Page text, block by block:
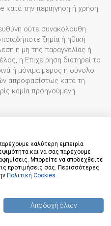
κατά την περιήγηση ή χρήση
ούτε συνακόλουθη
ζημία ή ηθική
ή μη της παραγγελίας ή
η Επιχείρηση διατηρεί το
ή μόνιμα μέρος ή σύνολο
απροφασίστως κατά τη
καμία προηγούμενη
διαφορά,
Επιχείρησης με τον
δυνατό να διευθετηθεί
η δυνατότητα του
2013/11/ΕΚ, όπως αυτή
Εναλλακτικής Επίλυσης
στο ειδικό
καλύτερη εμπειρία
και να σας παρέχουμε
Μπορείτε να αποδεχθείτε
προτιμήσεις σας. Περισσότερες
Πολιτική Cookies.
Αποδοχή όλων
(0) προϊόντα